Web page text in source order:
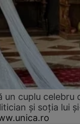
un cuplu celebru
și soția lui